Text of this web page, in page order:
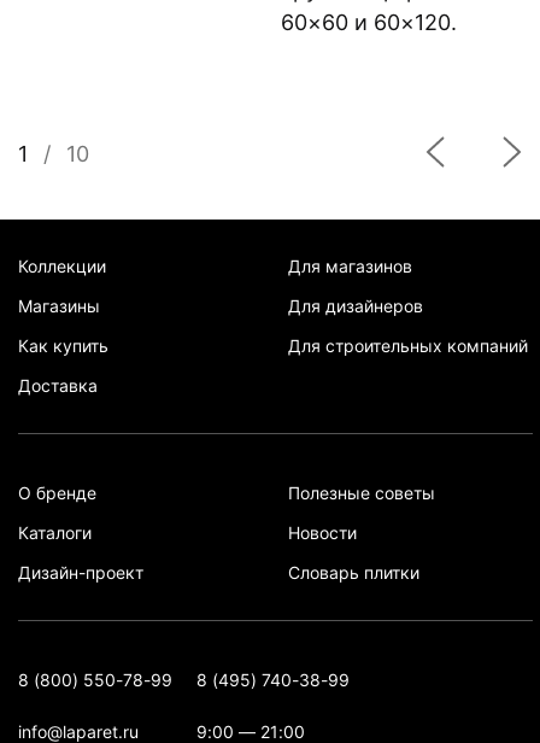
60×60 и 60×120.
1 / 10
Коллекции
Магазины
Как купить
Доставка
Для магазинов
Для дизайнеров
Для строительных компаний
О бренде
Каталоги
Дизайн-проект
Полезные советы
Новости
Словарь плитки
8 (800) 550-78-99 8 (495) 740-38-99
info@laparet.ru 9:00 — 21:00